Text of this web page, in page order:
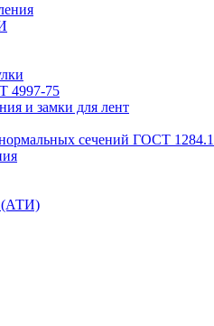
4997-75
и замки для лент
сечений ГОСТ
(АТИ)